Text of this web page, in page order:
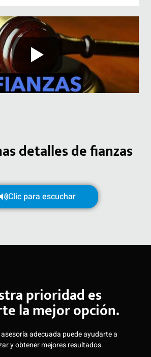
detalles de fianzas
Clic para escuchar
prioridad es
la mejor opción.
adecuada puede ayudarte a
y obtener mejores resultados.